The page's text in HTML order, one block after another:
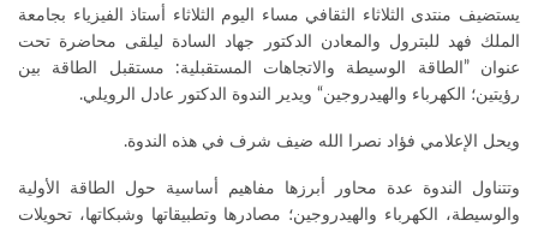
يستضيف منتدى الثلاثاء الثقافي مساء اليوم الثلاثاء أستاذ الفيزياء بجامعة
الملك فهد للبترول والمعادن الدكتور جهاد السادة ليلقى محاضرة تحت
عنوان ”الطاقة الوسيطة والاتجاهات المستقبلية: مستقبل الطاقة بين
رؤيتين؛ الكهرباء والهيدروجين“ ويدير الندوة الدكتور عادل الرويلي.
ويحل الإعلامي فؤاد نصرا الله ضيف شرف في هذه الندوة.
وتتناول الندوة عدة محاور أبرزها مفاهيم أساسية حول الطاقة الأولية
والوسيطة، الكهرباء والهيدروجين؛ مصادرها وتطبيقاتها وشبكاتها، تحويلات